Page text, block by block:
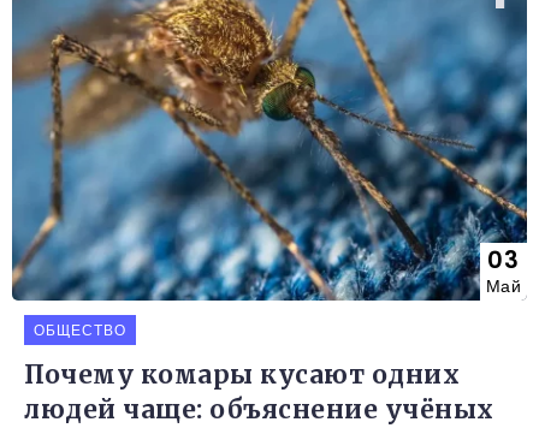
03
Май
ОБЩЕСТВО
Почему комары кусают одних
людей чаще: объяснение учёных